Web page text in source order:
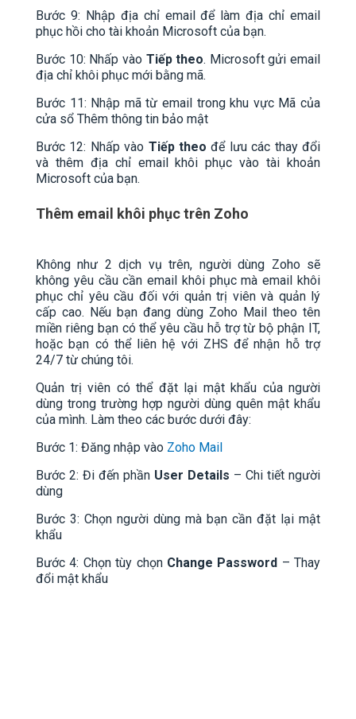
Bước 9: Nhập địa chỉ email để làm địa chỉ email
phục hồi cho tài khoản Microsoft của bạn.
Bước 10: Nhấp vào Tiếp theo. Microsoft gửi email
địa chỉ khôi phục mới bằng mã.
Bước 11: Nhập mã từ email trong khu vực Mã của
cửa sổ Thêm thông tin bảo mật
Bước 12: Nhấp vào Tiếp theođể lưu các thay đổi
và thêm địa chỉ email khôi phục vào tài khoản
Microsoft của bạn.
Thêm email khôi phục trên Zoho
Không như 2 dịch vụ trên, người dùng Zoho sẽ
không yêu cầu cần email khôi phục mà email khôi
phục chỉ yêu cầu đối với quản trị viên và quản lý
cấp cao. Nếu bạn đang dùng Zoho Mail theo tên
miền riêng bạn có thể yêu cầu hỗ trợ từ bộ phận IT,
hoặc bạn có thể liên hệ với ZHS để nhận hỗ trợ
24/7 từ chúng tôi.
Quản trị viên có thể đặt lại mật khẩu của người
dùng trong trường hợp người dùng quên mật khẩu
của mình. Làm theo các bước dưới đây:
Bước 1: Đăng nhập vào Zoho Mail
Bước 2: Đi đến phần User Details – Chi tiết người
dùng
Bước 3: Chọn người dùng mà bạn cần đặt lại mật
khẩu
Bước 4: Chọn tùy chọn Change Password – Thay
đổi mật khẩu